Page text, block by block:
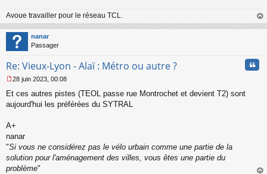
u
Avoue travailler pour le réseau TCL.
au
nanar
Passager
Re: Vieux-Lyon - Alaï : Métro ou autre ?
e
s
g
e
n
o
n
28 juin 2023, 00:08
Et ces autres pistes (TEOL passe rue Montrochet et devient T2) sont
aujourd'hui les préférées du SYTRAL
A+
nanar
"Si vous ne considérez pas le vélo urbain comme une partie de la
solution pour l'aménagement des villes, vous êtes une partie du
problème"